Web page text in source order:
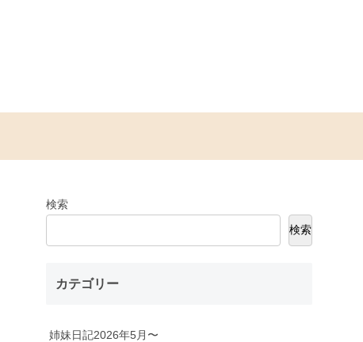
検索
検索
カテゴリー
姉妹日記2026年5月〜